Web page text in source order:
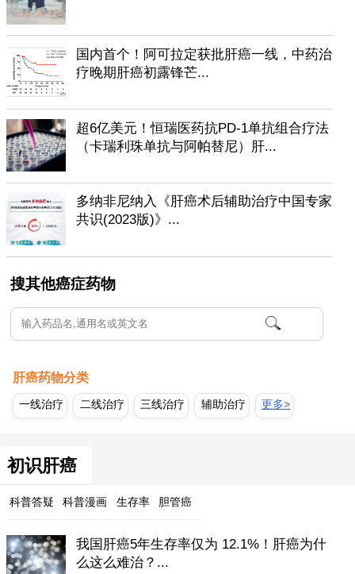
国内首个！阿可拉定获批肝癌一线，中药治
疗晚期肝癌初露锋芒...
超6亿美元！恒瑞医药抗PD-1单抗组合疗法
（卡瑞利珠单抗与阿帕替尼）肝...
多纳非尼纳入《肝癌术后辅助治疗中国专家
共识(2023版)》...
搜其他癌症药物
肝癌药物分类
一线治疗 二线治疗 三线治疗 辅助治疗 更多>
初识肝癌
科普答疑 科普漫画 生存率 胆管癌
我国肝癌5年生存率仅为 12.1%！肝癌为什
么这么难治？...